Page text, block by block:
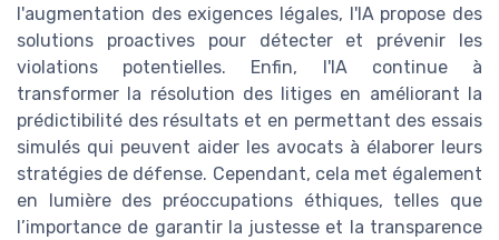
l'augmentation des exigences légales, l'IA propose des
solutions proactives pour détecter et prévenir les
violations potentielles. Enfin, l'IA continue à
transformer la résolution des litiges en améliorant la
prédictibilité des résultats et en permettant des essais
simulés qui peuvent aider les avocats à élaborer leurs
stratégies de défense. Cependant, cela met également
en lumière des préoccupations éthiques, telles que
l’importance de garantir la justesse et la transparence